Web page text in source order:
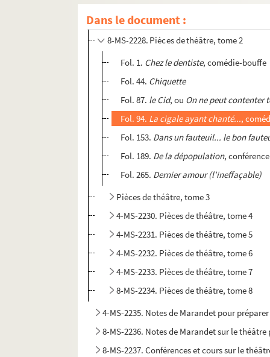
Dans le document :
4-MS-2227. Pièces de théâtre, tome 1 :
8-MS-2228. Pièces de théâtre, tome 2
Fol. 1. Chez le dentiste, comédie-bouffe
Fol. 44. Chiquette
Fol. 87. le Cid, ou On ne peut contenter
Fol. 94. La cigale ayant chanté...,
Fol. 153. Dans un fauteuil... le bon
Fol. 189. De la dépopulation,
Fol. 265. Dernier amour (l'ineffaçable)
Pièces de théâtre, tome 3
4-MS-2230. Pièces de théâtre, tome 4
4-MS-2231. Pièces de théâtre, tome 5
4-MS-2232. Pièces de théâtre, tome 6
4-MS-2233. Pièces de théâtre, tome 7
8-MS-2234. Pièces de théâtre, tome 8
4-MS-2235. Notes de Marandet pour
8-MS-2236. Notes de Marandet sur le
8-MS-2237. Conférences et cours sur le